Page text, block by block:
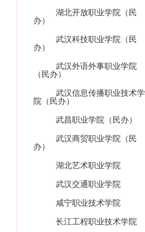
湖北开放职业学院（民
办）
武汉科技职业学院（民
办）
武汉外语外事职业学院
（民办）
武汉信息传播职业技术学
院（民办）
武昌职业学院（民办）
武汉商贸职业学院（民
办）
湖北艺术职业学院
武汉交通职业学院
咸宁职业技术学院
长江工程职业技术学院